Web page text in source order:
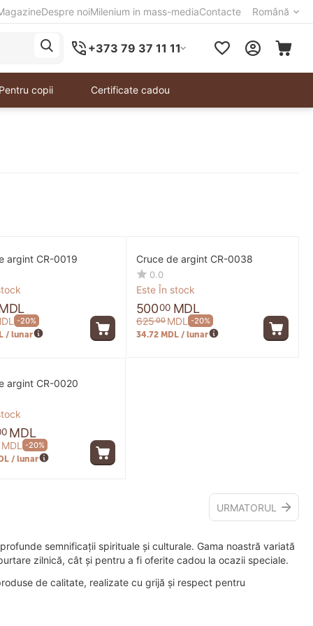
Despre noiMilenium in mass-mediaContacte Română
+373 79 37 11 11
Pentru copii Certificate cadou
semnificații spirituale și culturale. Gama noastră variată
zilnică, cât și pentru a fi oferite cadou la ocazii speciale.
de calitate, realizate cu grijă și respect pentru
argint CR-0019
-20%
/ lunar
Cruce de argint CR-0038
0.0
Este În stock
50000 MDL
62500 MDL
-20%
34.72 MDL / lunar
argint CR-0020
MDL
MDL
-20%
/ lunar
URMATORUL